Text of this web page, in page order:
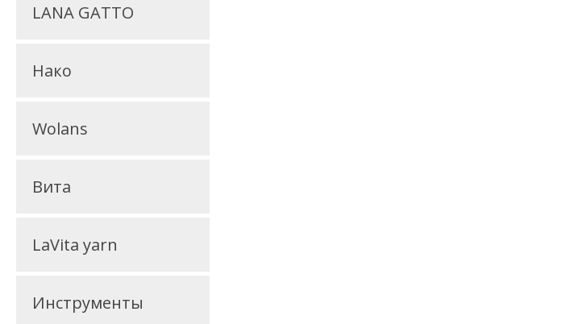
LANA GATTO
Нако
Wolans
Вита
LaVita yarn
Инструменты